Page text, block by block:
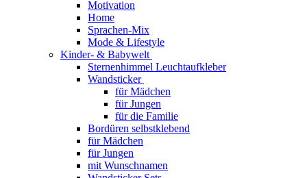
Motivation
Home
Sprachen-Mix
Mode & Lifestyle
Kinder- & Babywelt
Sternenhimmel Leuchtaufkleber
Wandsticker
für Mädchen
für Jungen
für die Familie
Bordüren selbstklebend
für Mädchen
für Jungen
mit Wunschnamen